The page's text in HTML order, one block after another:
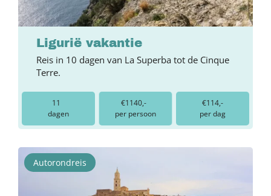
Ligurië vakantie
Reis in 10 dagen van La Superba tot de Cinque
Terre.
11
dagen
€1140,-
per persoon
€114,-
per dag
Autorondreis